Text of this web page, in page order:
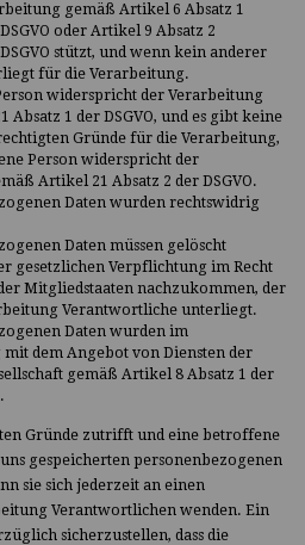
gemäß Artikel 6 Absatz 1
oder Artikel 9 Absatz 2
stützt, und wenn kein anderer
für die Verarbeitung.
widerspricht der Verarbeitung
Absatz 1 der DSGVO, und es gibt keine
Gründe für die Verarbeitung,
Person widerspricht der
Artikel 21 Absatz 2 der DSGVO.
Daten wurden rechtswidrig
Daten müssen gelöscht
gesetzlichen Verpflichtung im Recht
Mitgliedstaaten nachzukommen, der
Verantwortliche unterliegt.
Daten wurden im
mit dem Angebot von Diensten der
gemäß Artikel 8 Absatz 1 der
Gründe zutrifft und eine betroffene
gespeicherten personenbezogenen
sie sich jederzeit an einen
Verantwortlichen wenden. Ein
sicherzustellen, dass die